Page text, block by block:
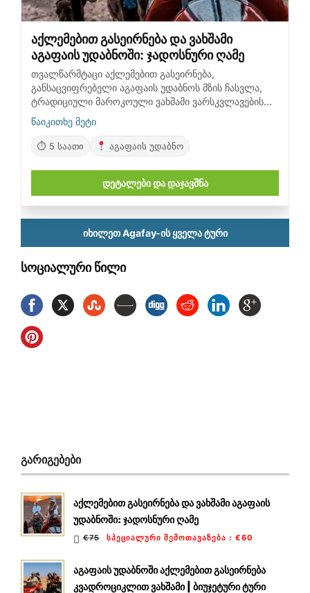
აქლემებით გასეირნება და ვახშამი
აგაფაის უდაბნოში: ჯადოსნური ღამე
თვალწარმტაცი აქლემებით გასეირნება,
განსაცვიფრებელი აგაფაის უდაბნოს მზის ჩასვლა,
ტრადიციული მაროკოული ვახშამი ვარსკვლავების
ქვეშ, ცოცხალი მუსიკა და გართობა, დაუვიწყარი
ჯადოსნური საღამო
წაიკითხე მეტი
⏱ 5 საათი აგაფაის უდაბნო
დეტალები და დაჯავშნა
იხილეთ Agafay-ის ყველა ტური
სოციალური წილი
ᲒᲐᲠᲘᲒᲔᲑᲔᲑᲘ
აქლემებით გასეირნება და ვახშამი აგაფაის
უდაბნოში: ჯადოსნური ღამე
€75 ᲡᲞᲔᲪᲘᲐᲚᲣᲠᲘ ᲨᲔᲛᲝᲗᲐᲕᲐᲖᲔᲑᲐ : €60
აგაფაის უდაბნოში აქლემებით გასეირნება
კვადროციკლით ვახშამი | ბიუჯეტური ტური